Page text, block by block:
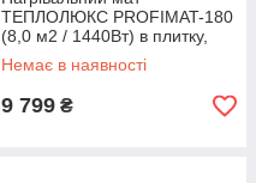
ТЕПЛОЛЮКС PROFIMAT-180
(8,0 м2 / 1440Вт) в плитку,
тепла підлога електричний
Теплолюкс профі
Немає в наявності
9 799 ₴